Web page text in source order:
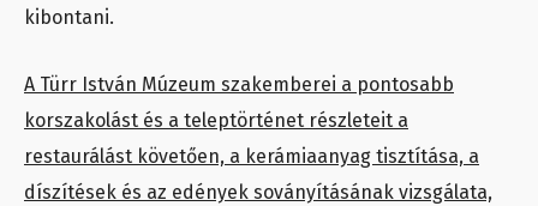
kibontani.
A Türr István Múzeum szakemberei a pontosabb
korszakolást és a teleptörténet részleteit a
restaurálást követően, a kerámiaanyag tisztítása, a
díszítések és az edények soványításának vizsgálata,